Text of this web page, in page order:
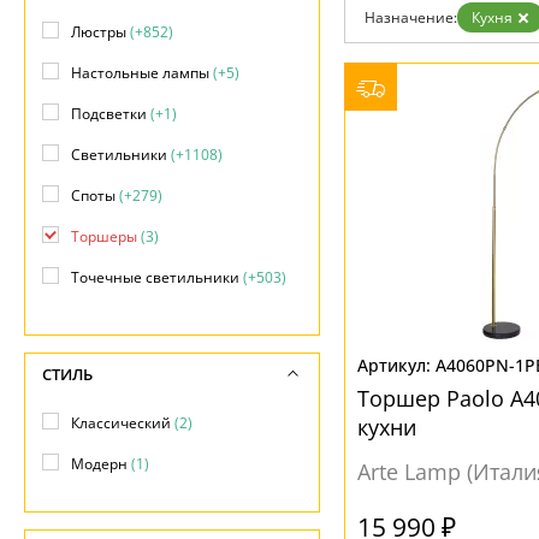
Доставка и оплата
Гарантия
Возврат
Установка
Бренды
Контакты
Назначение: Кухня
A4060PN-
Торшер Paolo
кухни
Arte Lamp
15 990 ₽
Люстры(+852)
Настольные лампы(+5)
Подсветки (+1)
Светильники (+1108)
Споты(+279)
Торшеры(3)
Точечные светильники (+503)
СТИЛЬ
Классический (2)
Модерн (1)